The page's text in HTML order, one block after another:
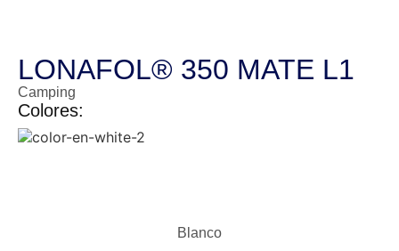
LONAFOL® 350 MATE L1
Camping
Colores:
Blanco